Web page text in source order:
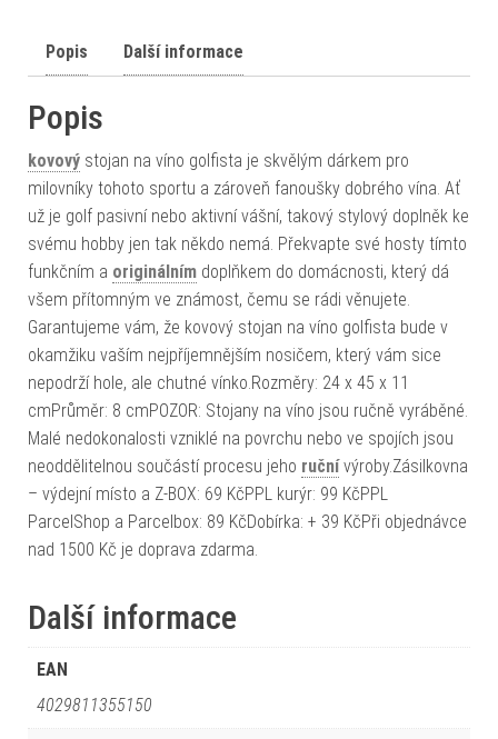
Popis Další informace
Popis
kovový stojan na víno golfista je skvělým dárkem pro
milovníky tohoto sportu a zároveň fanoušky dobrého vína. Ať
už je golf pasivní nebo aktivní vášní, takový stylový doplněk ke
svému hobby jen tak někdo nemá. Překvapte své hosty tímto
funkčním a originálním doplňkem do domácnosti, který dá
všem přítomným ve známost, čemu se rádi věnujete.
Garantujeme vám, že kovový stojan na víno golfista bude v
okamžiku vaším nejpříjemnějším nosičem, který vám sice
nepodrží hole, ale chutné vínko.Rozměry: 24 x 45 x 11
cmPrůměr: 8 cmPOZOR: Stojany na víno jsou ručně vyráběné.
Malé nedokonalosti vzniklé na povrchu nebo ve spojích jsou
neoddělitelnou součástí procesu jeho ručnívýroby.Zásilkovna
– výdejní místo a Z-BOX: 69 KčPPL kurýr: 99 KčPPL
ParcelShop a Parcelbox: 89 KčDobírka: + 39 KčPři objednávce
nad 1500 Kč je doprava zdarma.
Další informace
EAN
4029811355150